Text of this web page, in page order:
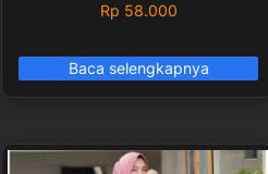
Rp 58.000
Baca selengkapnya